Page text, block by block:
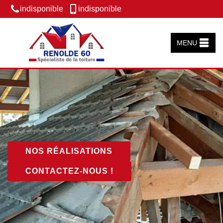
indisponible indisponible
MENU
NOS RÉALISATIONS
CONTACTEZ-NOUS !